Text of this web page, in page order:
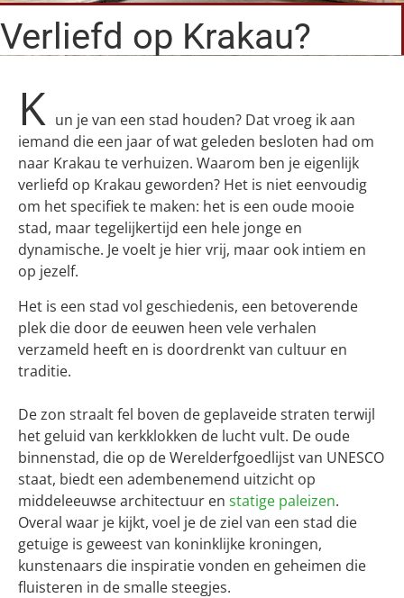
Verliefd op Krakau?
K un je van een stad houden? Dat vroeg ik aan
iemand die een jaar of wat geleden besloten had om
naar Krakau te verhuizen. Waarom ben je eigenlijk
verliefd op Krakau geworden? Het is niet eenvoudig
om het specifiek te maken: het is een oude mooie
stad, maar tegelijkertijd een hele jonge en
dynamische. Je voelt je hier vrij, maar ook intiem en
op jezelf.
Het is een stad vol geschiedenis, een betoverende
plek die door de eeuwen heen vele verhalen
verzameld heeft en is doordrenkt van cultuur en
traditie.
De zon straalt fel boven de geplaveide straten terwijl
het geluid van kerkklokken de lucht vult. De oude
binnenstad, die op de Werelderfgoedlijst van UNESCO
staat, biedt een adembenemend uitzicht op
middeleeuwse architectuur en statige paleizen.
Overal waar je kijkt, voel je de ziel van een stad die
getuige is geweest van koninklijke kroningen,
kunstenaars die inspiratie vonden en geheimen die
fluisteren in de smalle steegjes.